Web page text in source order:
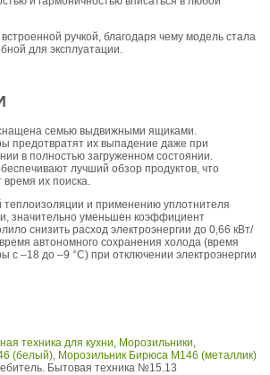
ручкой, благодаря чему модель стала
для эксплуатации.
семью выдвижными ящиками.
предотвратят их выпадение даже при
в полностью загруженном состоянии.
лучший обзор продуктов, что
их поиска.
теплоизоляции и применению уплотнителя
значительно уменьшен коэффициент
снизить расход электроэнергии до 0,66 кВт/
время автономного сохранения холода (время
с –18 до –9 °С) при отключении электроэнергии
техника для кухни Морозильники
(белый) Морозильник Бирюса М146 (металлик)
Бытовая техника №15.13